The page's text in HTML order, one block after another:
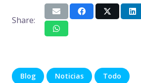
Share:
Blog Noticias Todo